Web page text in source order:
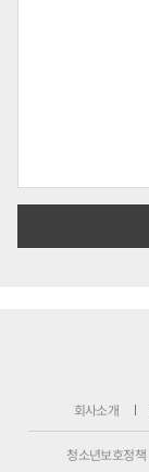
회사소개
청소년보호정책